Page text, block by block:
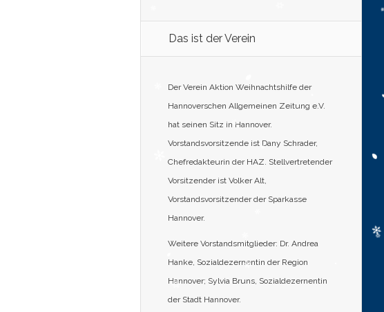
Das ist der Verein
Der Verein Aktion Weihnachtshilfe der
Hannoverschen Allgemeinen Zeitung e.V.
hat seinen Sitz in Hannover.
Vorstandsvorsitzende ist Dany Schrader,
Chefredakteurin der HAZ. Stellvertretender
Vorsitzender ist Volker Alt,
Vorstandsvorsitzender der Sparkasse
Hannover.
Weitere Vorstandsmitglieder: Dr. Andrea
Hanke, Sozialdezernentin der Region
Hannover; Sylvia Bruns, Sozialdezernentin
der Stadt Hannover.